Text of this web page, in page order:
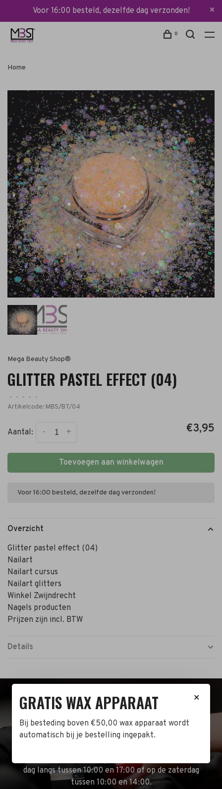
Voor 16:00 besteld, dezelfde dag verzonden!
0
Home
Mega Beauty Shop®
GLITTER PASTEL EFFECT (04)
• • • •
•
Artikelcode: MBS/BT/04
Aantal: +
- €3,95
Toevoegen aan winkelwagen
Voor 16:00 besteld, dezelfde dag verzonden!
Overzicht
Glitter pastel effect (04)
Nailart
Nailart cursus
Nailart glitters
Winkel Zwijndrecht
Nagels producten
Prijzen zijn incl. BTW
Details
BEZOEK DE WINKEL!
Naast de online shop hebben wij ook een fysieke
dag langs tussen 10:00 en 17:00 of op de zaterdag
tussen 10:00 en 14:00.
✕
GRATIS WAX APPARAAT
Bij besteding boven €50,00 wax apparaat wordt
automatisch bij je bestelling ingepakt.